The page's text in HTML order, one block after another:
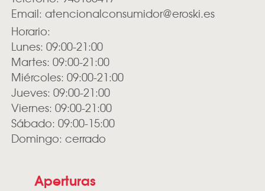
Email: atencionalconsumidor@eroski.es
Horario:
Lunes: 09:00-21:00
Martes: 09:00-21:00
Miércoles: 09:00-21:00
Jueves: 09:00-21:00
Viernes: 09:00-21:00
Sábado: 09:00-15:00
Domingo: cerrado
Aperturas